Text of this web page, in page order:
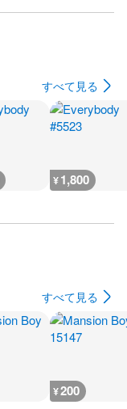
すべて見る
¥1,800
すべて見る
¥200